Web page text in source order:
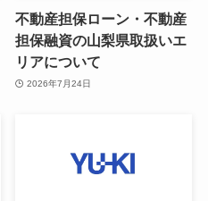
不動産担保ローン・不動産
担保融資の山梨県取扱いエ
リアについて
2026年7月24日